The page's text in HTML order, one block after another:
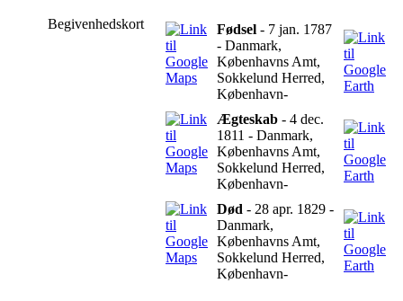
Begivenhedskort Fødsel - 7 jan. 1787
- Danmark,
Københavns Amt,
Sokkelund Herred,
København-
Ægteskab - 4 dec.
1811 - Danmark,
Københavns Amt,
Sokkelund Herred,
København-
Død - 28 apr. 1829 -
Danmark,
Københavns Amt,
Sokkelund Herred,
København-